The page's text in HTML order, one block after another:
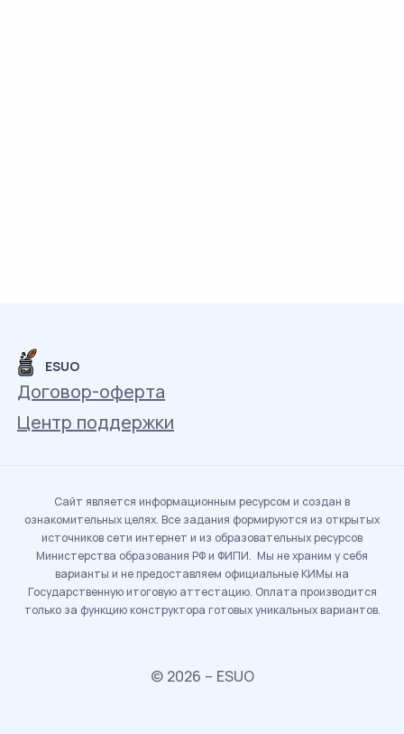
ESUO
Договор-оферта
Центр поддержки
Сайт является информационным ресурсом и создан в
ознакомительных целях. Все задания формируются из открытых
источников сети интернет и из образовательных ресурсов
Министерства образования РФ и ФИПИ. Мы не храним у себя
варианты и не предоставляем официальные КИМы на
Государственную итоговую аттестацию. Оплата производится
только за функцию конструктора готовых уникальных вариантов.
© 2026 – ESUO